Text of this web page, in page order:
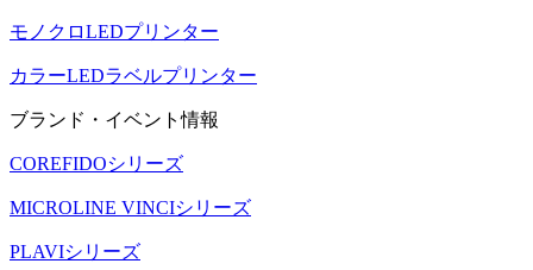
モノクロLEDプリンター
カラーLEDラベルプリンター
ブランド・イベント情報
COREFIDOシリーズ
MICROLINE VINCIシリーズ
PLAVIシリーズ